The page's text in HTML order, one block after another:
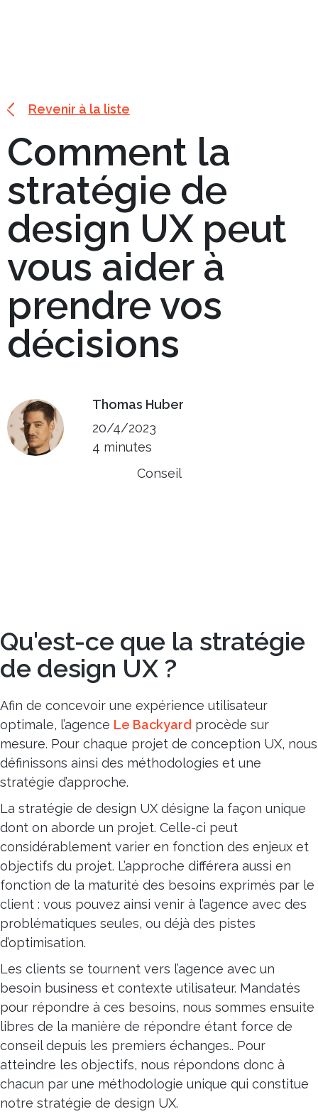
Revenir à la liste
Comment la
stratégie de
design UX peut
vous aider à
prendre vos
décisions
Thomas Huber
20/4/2023
4 minutes
Conseil
Qu'est-ce que la stratégie
de design UX ?
Afin de concevoir une expérience utilisateur
optimale, l’agence Le Backyard procède sur
mesure. Pour chaque projet de conception UX, nous
définissons ainsi des méthodologies et une
stratégie d’approche.
La stratégie de design UX désigne la façon unique
dont on aborde un projet. Celle-ci peut
considérablement varier en fonction des enjeux et
objectifs du projet. L’approche différera aussi en
fonction de la maturité des besoins exprimés par le
client : vous pouvez ainsi venir à l’agence avec des
problématiques seules, ou déjà des pistes
d’optimisation.
Les clients se tournent vers l’agence avec un
besoin business et contexte utilisateur. Mandatés
pour répondre à ces besoins, nous sommes ensuite
libres de la manière de répondre étant force de
conseil depuis les premiers échanges.. Pour
atteindre les objectifs, nous répondons donc à
chacun par une méthodologie unique qui constitue
notre stratégie de design UX.